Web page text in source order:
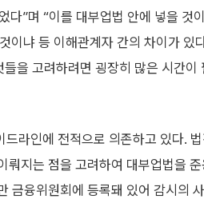
”며 “이를 대부업법 안에 넣을 것
이냐 등 이해관계자 간의 차이가 있
을 고려하려면 굉장히 많은 시간이
라인에 전적으로 의존하고 있다.
지는 점을 고려하여 대부업법을
융위원회에 등록돼 있어 감시의